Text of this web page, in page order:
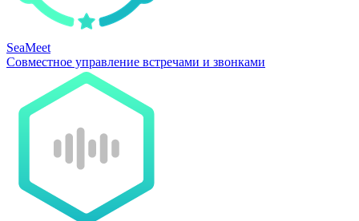
SeaMeet
Совместное управление встречами и звонками